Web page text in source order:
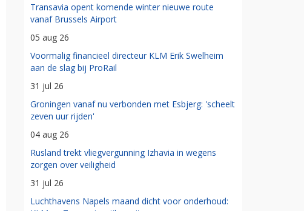
Transavia opent komende winter nieuwe route
vanaf Brussels Airport
05 aug 26
Voormalig financieel directeur KLM Erik Swelheim
aan de slag bij ProRail
31 jul 26
Groningen vanaf nu verbonden met Esbjerg: 'scheelt
zeven uur rijden'
04 aug 26
Rusland trekt vliegvergunning Izhavia in wegens
zorgen over veiligheid
31 jul 26
Luchthavens Napels maand dicht voor onderhoud: